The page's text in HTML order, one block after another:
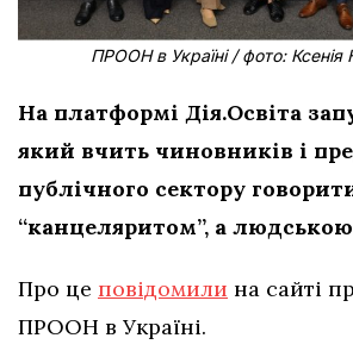
ПРООН в Україні / фото: Ксенія
На платформі Дія.Освіта
який вчить чиновників і
публічного сектору
“канцеляритом”, а
Про це повідомили на сайті
ПРООН в Україні.